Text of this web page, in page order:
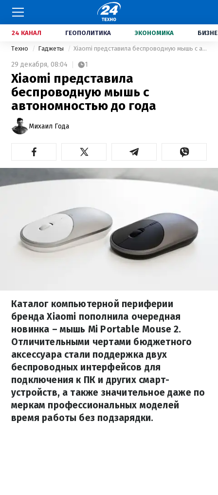
24 КАНАЛ ГЕОПОЛИТИКА ЭКОНОМИКА
Техно Гаджеты Xiaomi представила беспроводную мышь с автономностью до года
29 декабря, 08:04 1
Xiaomi представила
беспроводную мышь с
автономностью до года
Михаил Года
Каталог компьютерной периферии
бренда Xiaomi пополнила очередная
новинка – мышь Mi Portable Mouse 2.
Отличительными чертами бюджетного
аксессуара стали поддержка двух
беспроводных интерфейсов для
подключения к ПК и других смарт-
устройств, а также значительное даже по
меркам профессиональных моделей
время работы без подзарядки.